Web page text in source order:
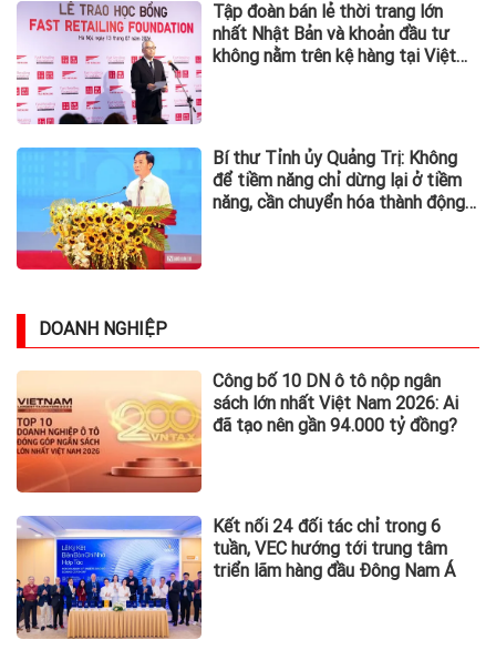
Tập đoàn bán lẻ thời trang lớn
nhất Nhật Bản và khoản đầu tư
không nằm trên kệ hàng tại Việt
Bí thư Tỉnh ủy Quảng Trị: Không
để tiềm năng chỉ dừng lại ở tiềm
năng, cần chuyển hóa thành động
DOANH NGHIỆP
Công bố 10 DN ô tô nộp ngân
sách lớn nhất Việt Nam 2026: Ai
đã tạo nên gần 94.000 tỷ đồng?
Kết nối 24 đối tác chỉ trong 6
tuần, VEC hướng tới trung tâm
triển lãm hàng đầu Đông Nam Á